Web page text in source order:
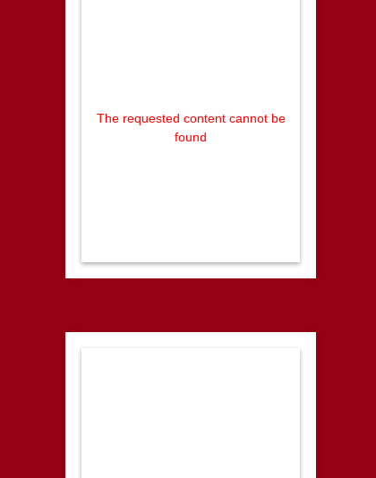
The requested content cannot be
found